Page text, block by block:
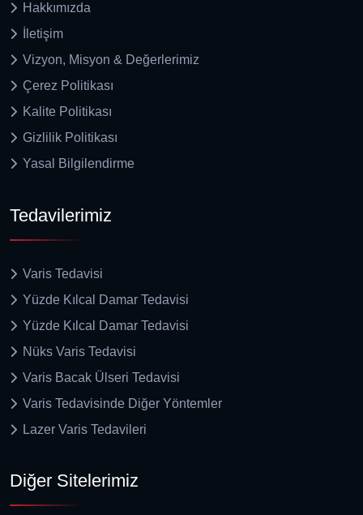
Hakkımızda
İletişim
Vizyon, Misyon & Değerlerimiz
Çerez Politikası
Kalite Politikası
Gizlilik Politikası
Yasal Bilgilendirme
Tedavilerimiz
Varis Tedavisi
Yüzde Kılcal Damar Tedavisi
Yüzde Kılcal Damar Tedavisi
Nüks Varis Tedavisi
Varis Bacak Ülseri Tedavisi
Varis Tedavisinde Diğer Yöntemler
Lazer Varis Tedavileri
Diğer Sitelerimiz